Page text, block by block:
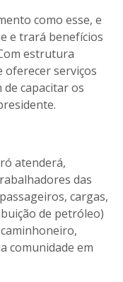
como esse, e
e trará benefícios
estrutura
oferecer serviços
capacitar os
atenderá,
das
cargas,
de petróleo)
comunidade em